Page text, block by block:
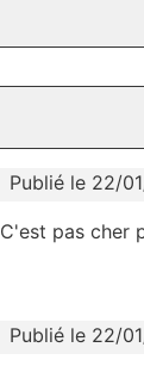
Publié le 22/
C'est pas cher
Publié le 22/